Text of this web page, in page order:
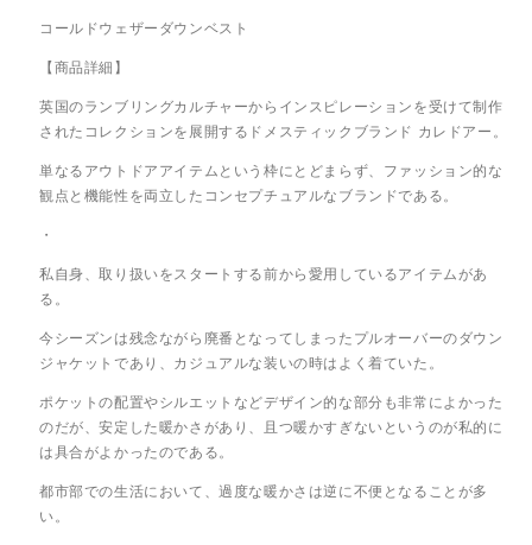
コールドウェザーダウンベスト
【商品詳細】
英国のランブリングカルチャーからインスピレーションを受けて制作
されたコレクションを展開するドメスティックブランド カレドアー。
単なるアウトドアアイテムという枠にとどまらず、ファッション的な
観点と機能性を両立したコンセプチュアルなブランドである。
・
私自身、取り扱いをスタートする前から愛用しているアイテムがあ
る。
今シーズンは残念ながら廃番となってしまったプルオーバーのダウン
ジャケットであり、カジュアルな装いの時はよく着ていた。
ポケットの配置やシルエットなどデザイン的な部分も非常によかった
のだが、安定した暖かさがあり、且つ暖かすぎないというのが私的に
は具合がよかったのである。
都市部での生活において、過度な暖かさは逆に不便となることが多
い。